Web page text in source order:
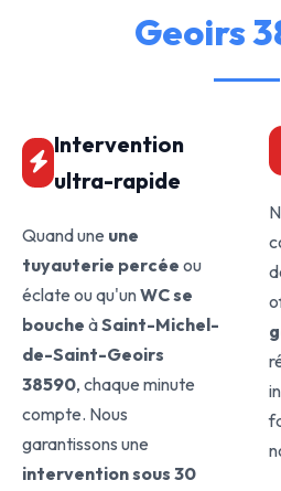
Geoirs
Intervention
ultra-rapide
Quand une une
tuyauterie percée ou
éclate ou qu'unWC se
bouche àSaint-Michel-
de-Saint-Geoirs
38590, chaque minute
compte. Nous
garantissons une
intervention sous 30